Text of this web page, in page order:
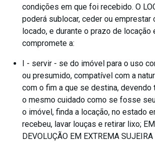
condições em que foi recebido. O
poderá sublocar, ceder ou emprestar
locado, e durante o prazo de locação
compromete a:
I - servir - se do imóvel para o uso
ou presumido, compatível com a
com o fim a que se destina, devendo
o mesmo cuidado como se fosse
o imóvel, finda a locação, no estado
recebeu, lavar louças e retirar lixo;
DEVOLUÇÃO EM EXTREMA SUJEIRA